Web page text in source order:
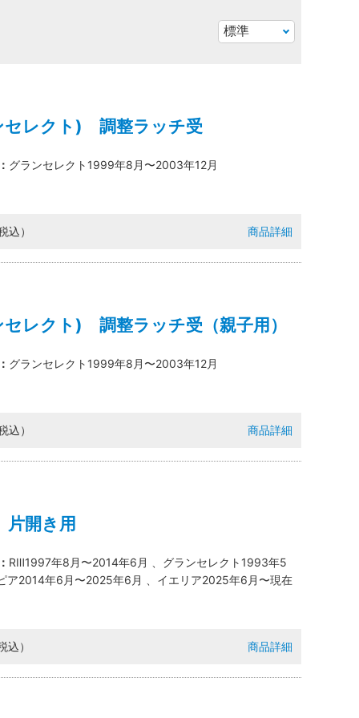
セレクト) 調整ラッチ受
グランセレクト1999年8月〜2003年12月
込） 商品詳細
レクト) 調整ラッチ受（親子用）
グランセレクト1999年8月〜2003年12月
込） 商品詳細
開き用
RⅢ1997年8月〜2014年6月 、グランセレクト1993年5
ア2014年6月〜2025年6月 、イエリア2025年6月〜現在
） 商品詳細